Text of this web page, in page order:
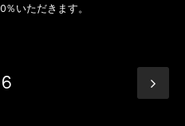
いただきます。
6